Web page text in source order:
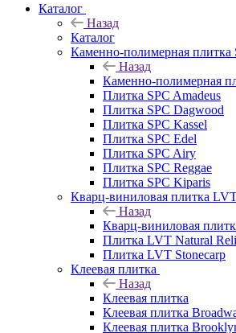
Каталог
Назад
Каталог
Каменно-полимерная плитка
Назад
Каменно-полимерная
Плитка SPC Amadeus
Плитка SPC Dagwood
Плитка SPC Kassel
Плитка SPC Edel
Плитка SPC Airy
Плитка SPC Reggae
Плитка SPC Kiparis
Кварц-виниловая плитка
Назад
Кварц-виниловая
Плитка LVT Natural
Плитка LVT Stonecarp
Клеевая плитка
Назад
Клеевая плитка
Клеевая плитка
Клеевая плитка